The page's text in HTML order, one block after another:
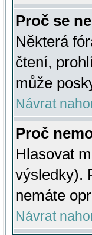
Proč se
Některá
čtení,
může
Návrat
Proč
Hlasovat
výsledky).
nemáte
Návrat